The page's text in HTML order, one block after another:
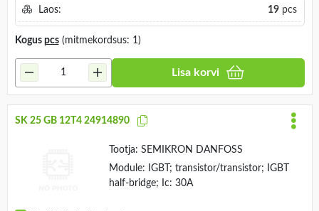
Laos: 19pcs
Kogus pcs(mitmekordsus: 1)
Lisa korvi
SK 25 GB 12T4 24914890
Tootja: SEMIKRON DANFOSS
Module: IGBT; transistor/transistor; IGBT
half-bridge; Ic: 30A